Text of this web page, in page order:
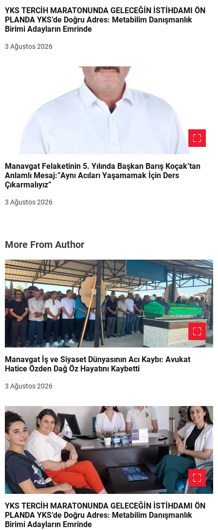
YKS TERCİH MARATONUNDA GELECEĞİN İSTİHDAMI ÖN
PLANDA YKS’de Doğru Adres: Metabilim Danışmanlık
Birimi Adayların Emrinde
3 Ağustos 2026
Manavgat Felaketinin 5. Yılında Başkan Barış Koçak’tan
Anlamlı Mesaj:”Aynı Acıları Yaşamamak İçin Ders
Çıkarmalıyız”
3 Ağustos 2026
More From Author
Manavgat İş ve Siyaset Dünyasının Acı Kaybı: Avukat
Hatice Özden Dağ Öz Hayatını Kaybetti
3 Ağustos 2026
YKS TERCİH MARATONUNDA GELECEĞİN İSTİHDAMI ÖN
PLANDA YKS’de Doğru Adres: Metabilim Danışmanlık
Birimi Adayların Emrinde